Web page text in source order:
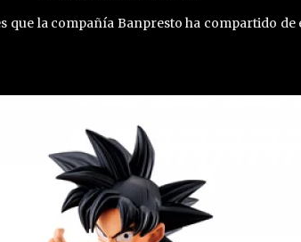
que la compañía Banpresto ha compartido